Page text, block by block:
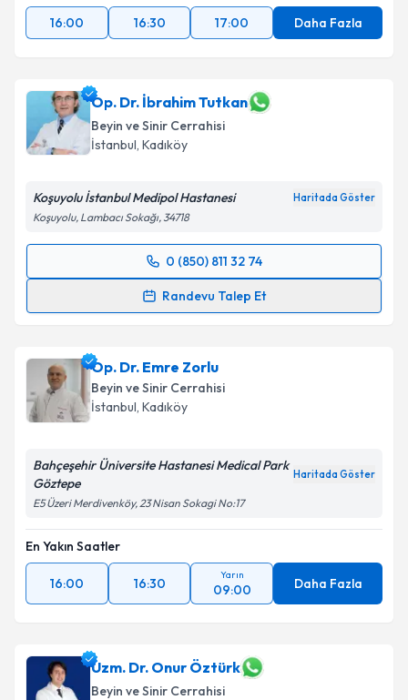
16:00
16:30 17:00 Daha Fazla
Op. Dr. İbrahim Tutkan
Beyin ve Sinir Cerrahisi
İstanbul, Kadıköy
Koşuyolu İstanbul Medipol Hastanesi Haritada Göster
Koşuyolu, Lambacı Sokağı, 34718
0 (850) 811 32 74
Randevu Talep Et
Randevu Takvimi Talebi
takvim hazırlandığında e-posta ile bilgilendireceğiz.
E-posta Adresiniz
Metni'ni okudum ve kişisel verilerimin belirtilen
kapsamda işlenmesini kabul ediyorum.
Takvim Talebini Gönder
Op. Dr. Emre Zorlu
Beyin ve Sinir Cerrahisi
İstanbul, Kadıköy
Bahçeşehir Üniversite Hastanesi Medical Park
Göztepe
Haritada Göster
E5 Üzeri Merdivenköy, 23 Nisan Sokagi No:17
En Yakın Saatler
16:00 16:30
Yarın
09:00 Daha Fazla
Uzm. Dr. Onur Öztürk
Beyin ve Sinir Cerrahisi